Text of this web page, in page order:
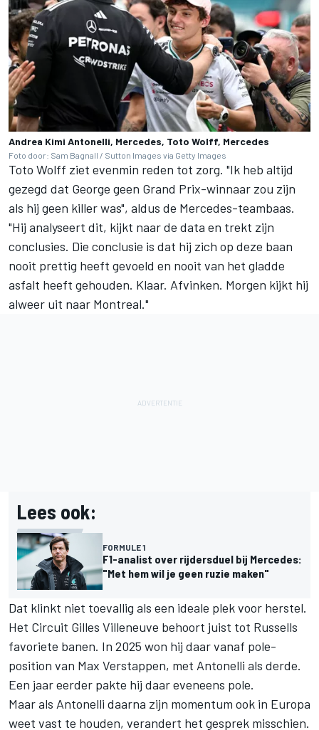
Andrea Kimi Antonelli, Mercedes, Toto Wolff, Mercedes
Foto door: Sam Bagnall / Sutton Images via Getty Images
Toto Wolff ziet evenmin reden tot zorg. "Ik heb altijd
gezegd dat George geen Grand Prix-winnaar zou zijn
als hij geen killer was", aldus de Mercedes-teambaas.
"Hij analyseert dit, kijkt naar de data en trekt zijn
conclusies. Die conclusie is dat hij zich op deze baan
nooit prettig heeft gevoeld en nooit van het gladde
asfalt heeft gehouden. Klaar. Afvinken. Morgen kijkt hij
alweer uit naar Montreal."
Lees ook:
FORMULE 1
F1-analist over rijdersduel bij Mercedes:
"Met hem wil je geen ruzie maken"
Dat klinkt niet toevallig als een ideale plek voor herstel.
Het Circuit Gilles Villeneuve behoort juist tot Russells
favoriete banen. In 2025 won hij daar vanaf pole-
position van Max Verstappen, met Antonelli als derde.
Een jaar eerder pakte hij daar eveneens pole.
Maar als Antonelli daarna zijn momentum ook in Europa
weet vast te houden, verandert het gesprek misschien.